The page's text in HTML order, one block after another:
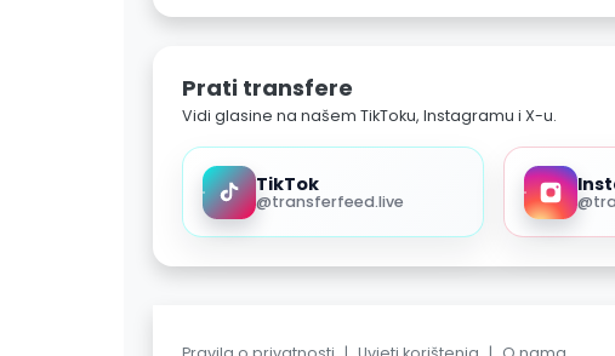
Prati transfere
Vidi glasine na našem TikToku, Instagramu i X-u.
TikTok
@transferfeed.live